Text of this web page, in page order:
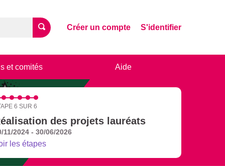
Créer un compte S'identifier
et comités Aide
6 SUR 6
des projets lauréats
11/2024 - 30/06/2026
les étapes